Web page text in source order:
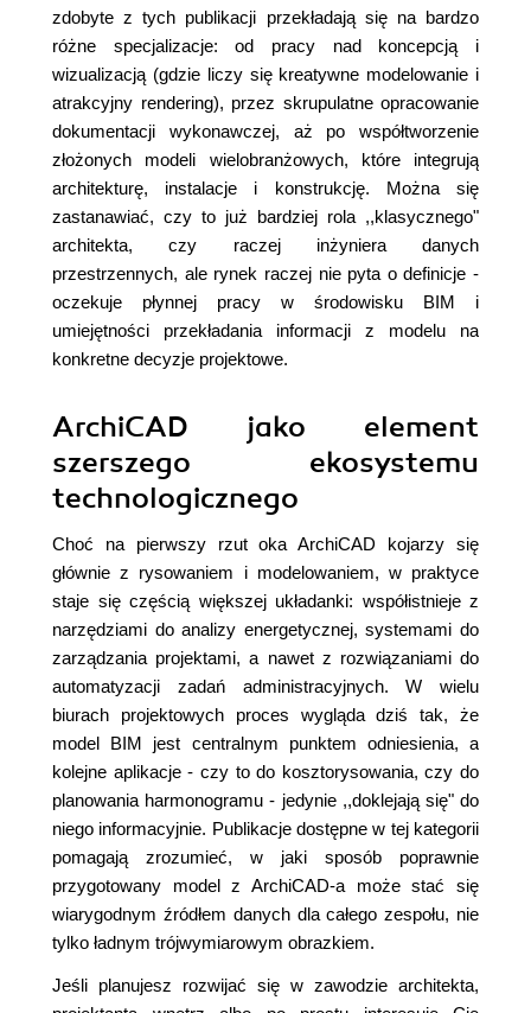
zdobyte z tych publikacji przekładają się na bardzo
różne specjalizacje: od pracy nad koncepcją i
wizualizacją (gdzie liczy się kreatywne modelowanie i
atrakcyjny rendering), przez skrupulatne opracowanie
dokumentacji wykonawczej, aż po współtworzenie
złożonych modeli wielobranżowych, które integrują
architekturę, instalacje i konstrukcję. Można się
zastanawiać, czy to już bardziej rola ,,klasycznego"
architekta, czy raczej inżyniera danych
przestrzennych, ale rynek raczej nie pyta o definicje -
oczekuje płynnej pracy w środowisku BIM i
umiejętności przekładania informacji z modelu na
konkretne decyzje projektowe.
ArchiCAD jako element
szerszego ekosystemu
technologicznego
Choć na pierwszy rzut oka ArchiCAD kojarzy się
głównie z rysowaniem i modelowaniem, w praktyce
staje się częścią większej układanki: współistnieje z
narzędziami do analizy energetycznej, systemami do
zarządzania projektami, a nawet z rozwiązaniami do
automatyzacji zadań administracyjnych. W wielu
biurach projektowych proces wygląda dziś tak, że
model BIM jest centralnym punktem odniesienia, a
kolejne aplikacje - czy to do kosztorysowania, czy do
planowania harmonogramu - jedynie ,,doklejają się" do
niego informacyjnie. Publikacje dostępne w tej kategorii
pomagają zrozumieć, w jaki sposób poprawnie
przygotowany model z ArchiCAD-a może stać się
wiarygodnym źródłem danych dla całego zespołu, nie
tylko ładnym trójwymiarowym obrazkiem.
Jeśli planujesz rozwijać się w zawodzie architekta,